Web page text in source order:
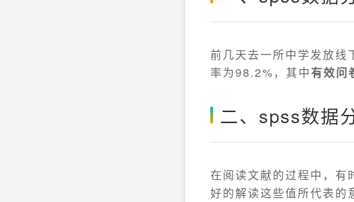
前几天去一所中学发放
率为98.2%，其中有效问
二、spss数据
在阅读文献的过程中，有
好的解读这些值所代表的